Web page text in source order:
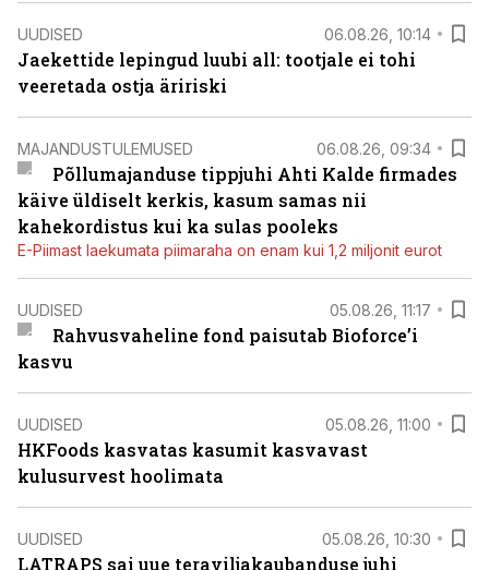
UUDISED 06.08.26, 10:14
Jaekettide lepingud luubi all: tootjale ei tohi
veeretada ostja äririski
MAJANDUSTULEMUSED 06.08.26, 09:34
Põllumajanduse tippjuhi Ahti Kalde firmades
käive üldiselt kerkis, kasum samas nii
kahekordistus kui ka sulas pooleks
E-Piimast laekumata piimaraha on enam kui 1,2 miljonit eurot
UUDISED 05.08.26, 11:17
Rahvusvaheline fond paisutab Bioforce’i
kasvu
UUDISED 05.08.26, 11:00
HKFoods kasvatas kasumit kasvavast
kulusurvest hoolimata
UUDISED 05.08.26, 10:30
LATRAPS sai uue teraviljakaubanduse juhi